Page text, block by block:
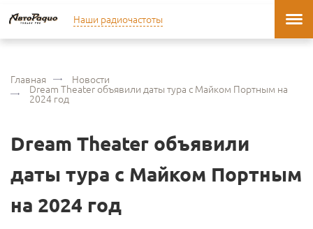
Наши радиочастоты
Главная Новости
Dream Theater объявили даты тура с Майком Портным на
2024 год
Dream Theater объявили
даты тура с Майком Портным
на 2024 год